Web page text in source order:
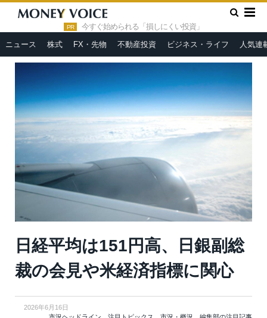
PR 今すぐ始められる「損しにくい投資」
ニュース 株式 FX・先物 不動産投資 ビジネス・ライフ 人気連
HOME » 市況ヘッドライン
日経平均は151円高、日銀副総裁
の会見や米経済指標に関心
日経平均は151円高、日銀副総
裁の会見や米経済指標に関心
2026年6月16日